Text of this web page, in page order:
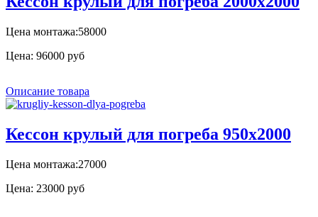
Цена монтажа:58000
Цена: 96000 руб
Описание товара
Кессон крулый для погреба 950х2000
Цена монтажа:27000
Цена: 23000 руб